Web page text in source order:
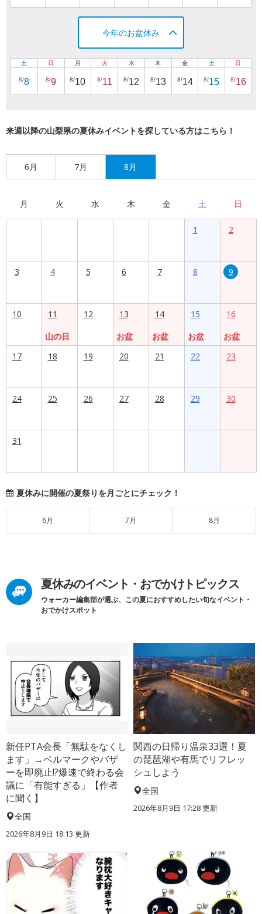
今年のお盆休み
土
8/8
日
8/9
月
8/10
火
8/11
水
8/12
木
8/13
金
8/14
土
8/15
日
8/16
来週以降の山梨県の夏休みイベントを探している方はこちら！
6月 7月 8月
月 火 水 木 金 土 日
1 2
3 4 5 6 7 8 9
10
11
山の日
12
13
お盆
14
お盆
15
お盆
16
お盆
17
18 19 20 21 22 23
24 25 26 27 28 29 30
31
夏休みに開催の夏祭りを月ごとにチェック！
6月 7月 8月
夏休みのイベント・おでかけトピックス
ウォーカー編集部が選ぶ、この夏におすすめしたい旬なイベント・
おでかけスポット
新任PTA会長「無駄をなくし
ます」→ベルマークやバザ
ーを即廃止!?爆速で終わる会
議に「有能すぎる」【作者
に聞く】
全国
2026年8月9日 18:13 更新
関西の日帰り温泉33選！夏
の琵琶湖や有馬でリフレッ
シュしよう
全国
2026年8月9日 17:28更新